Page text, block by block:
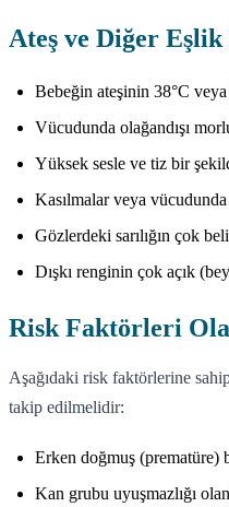
Ateş ve Diğer
Bebeğin ateşinin 38°C veya
Vücudunda olağandışı
Yüksek sesle ve tiz bir
Kasılmalar veya
Gözlerdeki sarılığın çok
Dışkı renginin çok açık
Risk Faktörleri
Aşağıdaki risk faktörlerine
takip edilmelidir:
Erken doğmuş (prematüre)
Kan grubu uyuşmazlığı